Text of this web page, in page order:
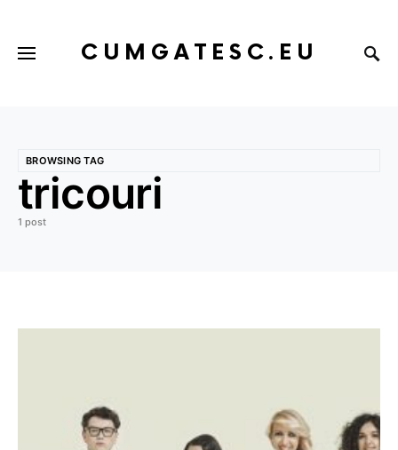
CUMGATESC.EU
BROWSING TAG
tricouri
1 post